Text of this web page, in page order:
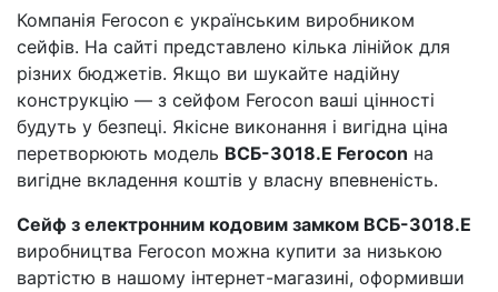
Компанія Ferocon є українським виробником
сейфів. На сайті представлено кілька лінійок для
різних бюджетів. Якщо ви шукайте надійну
конструкцію — з сейфом Ferocon ваші цінності
будуть у безпеці. Якісне виконання і вигідна ціна
перетворюють модель ВСБ-3018.Е Ferocon на
вигідне вкладення коштів у власну впевненість.
Сейф з електронним кодовим замком ВСБ-3018.Е
виробництва Ferocon можна купити за низькою
вартістю в нашому інтернет-магазині, оформивши